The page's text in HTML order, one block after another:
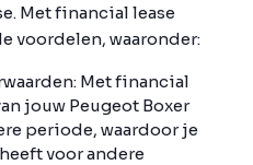
Met financial lease
voordelen, waaronder:
Met financial
jouw Peugeot Boxer
periode, waardoor je
voor andere